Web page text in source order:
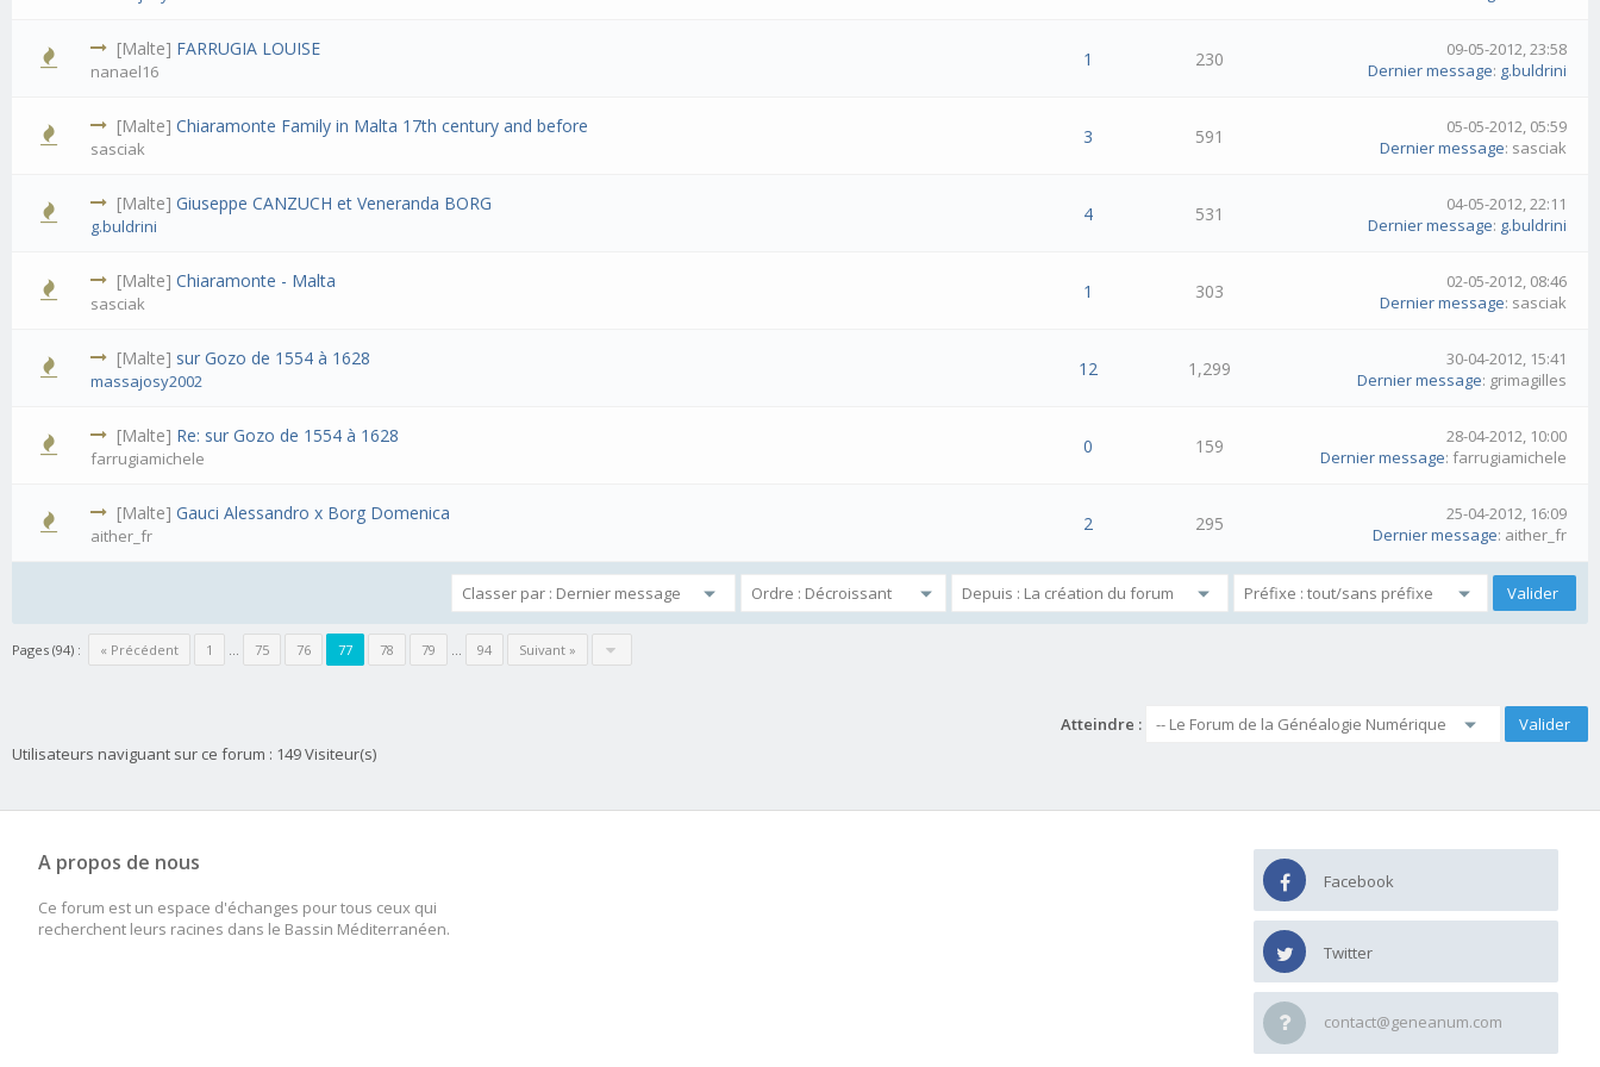
[Malte] FARRUGIA LOUISE
nanael16
1 230
09-05-2012, 23:58
Dernier message: g.buldrini
[Malte]Chiaramonte Family in Malta 17th century and before
sasciak
3 591
05-05-2012, 05:59
Dernier message: sasciak
[Malte]Giuseppe CANZUCH et Veneranda BORG
g.buldrini
4 531
04-05-2012, 22:11
Dernier message: g.buldrini
[Malte]Chiaramonte - Malta
sasciak
1 303
02-05-2012, 08:46
Dernier message: sasciak
[Malte] sur Gozo de 1554 à 1628
massajosy2002
12 1,299
30-04-2012, 15:41
Dernier message: grimagilles
[Malte] Re: sur Gozo de 1554 à 1628
farrugiamichele
0 159
28-04-2012, 10:00
Dernier message: farrugiamichele
[Malte]Gauci Alessandro x Borg Domenica
aither_fr
2 295
25-04-2012, 16:09
Dernier message: aither_fr
Pages (94) : « Précédent 1 … 75 76 77 78 79 … 94 Suivant »
Atteindre :
Utilisateurs naviguant sur ce forum : 149 Visiteur(s)
A propos de nous
Ce forum est un espace d'échanges pour tous ceux qui
recherchent leurs racines dans le Bassin Méditerranéen.
Facebook
Twitter
contact@geneanum.com